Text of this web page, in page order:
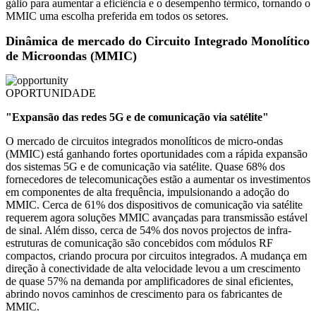
gálio para aumentar a eficiência e o desempenho térmico, tornando o
MMIC uma escolha preferida em todos os setores.
Dinâmica de mercado do Circuito Integrado Monolítico
de Microondas (MMIC)
OPORTUNIDADE
"Expansão das redes 5G e de comunicação via satélite"
O mercado de circuitos integrados monolíticos de micro-ondas
(MMIC) está ganhando fortes oportunidades com a rápida expansão
dos sistemas 5G e de comunicação via satélite. Quase 68% dos
fornecedores de telecomunicações estão a aumentar os investimentos
em componentes de alta frequência, impulsionando a adoção do
MMIC. Cerca de 61% dos dispositivos de comunicação via satélite
requerem agora soluções MMIC avançadas para transmissão estável
de sinal. Além disso, cerca de 54% dos novos projectos de infra-
estruturas de comunicação são concebidos com módulos RF
compactos, criando procura por circuitos integrados. A mudança em
direção à conectividade de alta velocidade levou a um crescimento
de quase 57% na demanda por amplificadores de sinal eficientes,
abrindo novos caminhos de crescimento para os fabricantes de
MMIC.